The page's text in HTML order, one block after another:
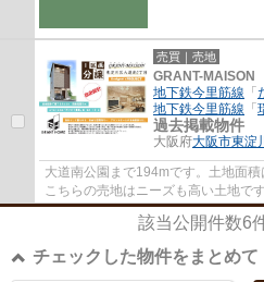
売買｜売地
GRANT-MAISON
地下鉄今里筋線 「
地下鉄今里筋線 「
過去掲載物件
大阪府大阪市東淀
大道南公園まで194mです。土地面
こちらの売地はニーズも高い土地で
です。大阪市東淀川区エリアの不動
該当公開件数6
チェックした物件をまとめて